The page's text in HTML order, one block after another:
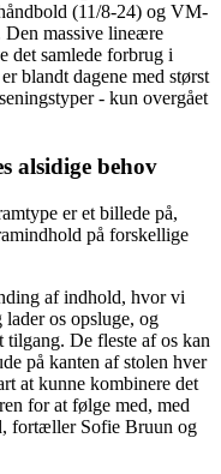
(11/8-24) og VM-
massive lineære
det samlede forbrug i
blandt dagene med størst
- kun overgået
alsidige behov
er et billede på,
på forskellige
af indhold, hvor vi
os opsluge, og
De fleste af os kan
på kanten af stolen hver
at kunne kombinere det
for at følge med, med
fortæller Sofie Bruun og